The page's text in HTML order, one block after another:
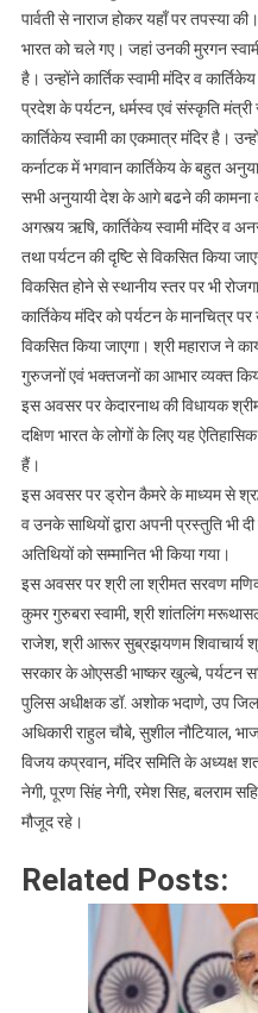
पार्वती से नाराज होकर यहाँ पर तपस्या
भारत को चले गए। जहां उनकी मुरगन
है। उन्होंने कार्तिक स्वामी मंदिर व
प्रदेश के पर्यटन, धर्मस्व एवं संस्कृति मंत्री
कार्तिकेय स्वामी का एकमात्र मंदिर है।
कर्नाटक में भगवान कार्तिकेय के बहुत
सभी अनुयायी देश के आगे बढने की कामना
अगस्त्य ऋषि, कार्तिकेय स्वामी मंदिर व
तथा पर्यटन की दृष्टि से विकसित किया
विकसित होने से स्थानीय स्तर पर भी
कार्तिकेय मंदिर को पर्यटन के मानचित्र
विकसित किया जाएगा। श्री महाराज ने
गुरुजनों एवं भक्तजनों का आभार व्यक्त
इस अवसर पर केदारनाथ की विधायक
दक्षिण भारत के लोगों के लिए यह
हैं।
इस अवसर पर ड्रोन कैमरे के माध्यम से
व उनके साथियों द्वारा अपनी प्रस्तुति भी
अतिथियों को सम्मानित भी किया गया।
इस अवसर पर श्री ला श्रीमत सरवण
कुमर गुरुबरा स्वामी, श्री शांतलिंग
राजेश, श्री आरूर सुब्रझयणम शिवाचार्य
सरकार के ओएसडी भाष्कर खुल्बे, पर्यटन
पुलिस अधीक्षक डॉ. अशोक भदाणे, उप
अधिकारी राहुल चौबे, सुशील नौटियाल,
विजय कप्रवान, मंदिर समिति के अध्यक्ष
नेगी, पूरण सिंह नेगी, रमेश सिह, बलराम
मौजूद रहे।
Related Posts: